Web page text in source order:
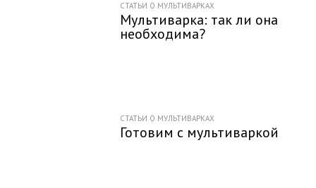
СТАТЬИ О МУЛЬТИВАРКАХ
Мультиварка: так ли она
необходима?
СТАТЬИ О МУЛЬТИВАРКАХ
Готовим с мультиваркой